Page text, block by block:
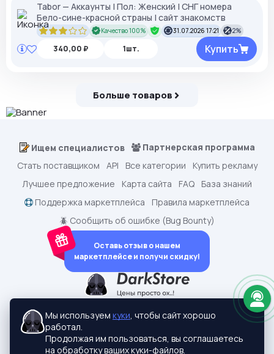
Tabor — Аккаунты | Пол: Женский | СНГ номера
Бело-сине-красной страны | сайт знакомств
Качество 100% 31.07.2026 17:21 2%
340,00 ₽ 1шт. Купить
Больше товаров
dark.shopping - Маркетплейс аккаунтов
2015-2026 © dark.shopping
Актуальные адреса:
Ищем специалистов
Партнерская программа
Стать поставщиком
API Все категории
Купить рекламу
Лучшее предложение
Карта сайта FAQ
База знаний
Поддержка маркетплейса
Правила маркетплейса
🪲 Сообщить об ошибке (Bug Bounty)
Оставь отзыв о нашем
маркетплейсе и получи скидку!
Мы используем куки, чтобы сайт хорошо
работал.
Продолжая им пользоваться, вы соглашаетесь
на обработку ваших куки-файлов.